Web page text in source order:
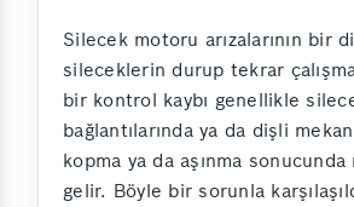
Silecek motoru arızalarının bir
sileceklerin durup tekrar
bir kontrol kaybı genellikle
bağlantılarında ya da dişli
kopma ya da aşınma sonucunda
gelir. Böyle bir sorunla